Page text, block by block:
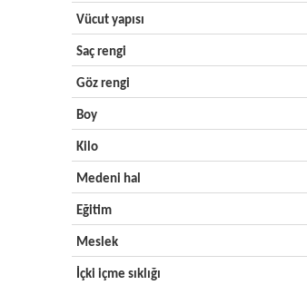
Vücut yapısı
Saç rengi
Göz rengi
Boy
Kilo
Medeni hal
Eğitim
Meslek
İçki içme sıklığı